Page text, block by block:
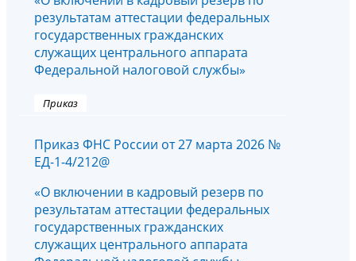
результатам аттестации федеральных
государственных гражданских
служащих центрального аппарата
Федеральной налоговой службы»
Приказ
Приказ ФНС России от 27 марта 2026 №
ЕД-1-4/212@
«О включении в кадровый резерв по
результатам аттестации федеральных
государственных гражданских
служащих центрального аппарата